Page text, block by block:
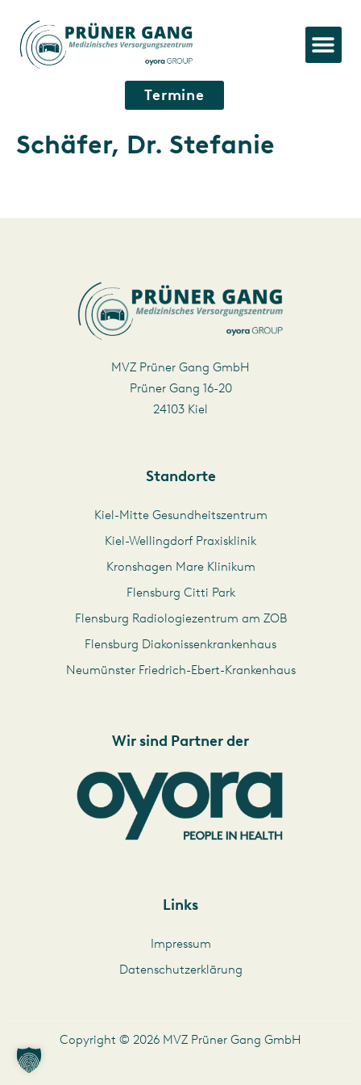
Termine
Schäfer, Dr. Stefanie
MVZ Prüner Gang GmbH
Prüner Gang 16-20
24103 Kiel
Standorte
Kiel-Mitte Gesundheitszentrum
Kiel-Wellingdorf Praxisklinik
Kronshagen Mare Klinikum
Flensburg Citti Park
Flensburg Radiologiezentrum am ZOB
Flensburg Diakonissenkrankenhaus
Neumünster Friedrich-Ebert-Krankenhaus
Wir sind Partner der
Links
Impressum
Datenschutzerklärung
Copyright © 2026 MVZ Prüner Gang GmbH